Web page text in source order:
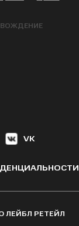
VK
ЛЕЙБЛ РЕТЕЙЛ